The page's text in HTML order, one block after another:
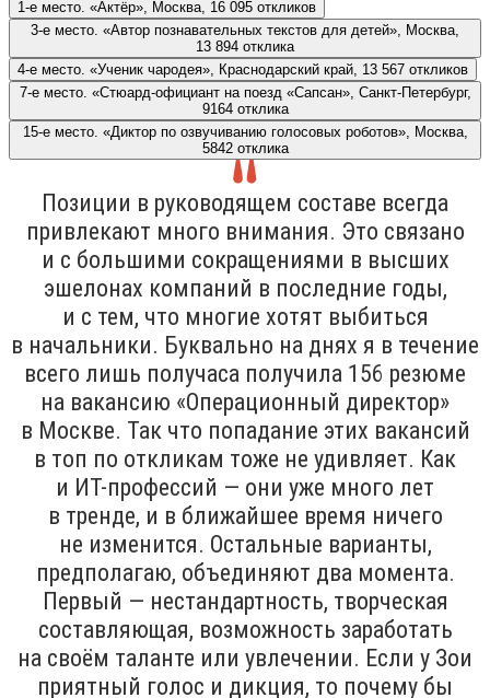
1-е место. «Актёр», Москва, 16 095 откликов
3-е место. «Автор познавательных текстов для детей», Москва,
13 894 отклика
4-е место. «Ученик чародея», Краснодарский край, 13 567 откликов
7-е место. «Стюард-официант на поезд «Сапсан», Санкт-Петербург,
9164 отклика
15-е место. «Диктор по озвучиванию голосовых роботов», Москва,
5842 отклика
Позиции в руководящем составе всегда
привлекают много внимания. Это связано
и с большими сокращениями в высших
эшелонах компаний в последние годы,
и с тем, что многие хотят выбиться
в начальники. Буквально на днях я в течение
всего лишь получаса получила 156 резюме
на вакансию «Операционный директор»
в Москве. Так что попадание этих вакансий
в топ по откликам тоже не удивляет. Как
и ИТ-профессий — они уже много лет
в тренде, и в ближайшее время ничего
не изменится. Остальные варианты,
предполагаю, объединяют два момента.
Первый — нестандартность, творческая
составляющая, возможность заработать
на своём таланте или увлечении. Если у Зои
приятный голос и дикция, то почему бы